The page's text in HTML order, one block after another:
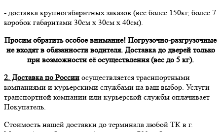
- доставка крупногабаритных заказов (вес более 150кг, более 7
коробок габаритами 30см х 30см х 40см).
Просим обратить особое внимание! Погрузочно-разгрузочные
не входят в обязанности водителя. Доставка до дверей только
при возможности её осуществления (вес до 5 кг).
2. Доставка по России осуществляется траснпортными
компаниями и курьерскими службами на ваш выбор. Услуги
транспортной компании или курьерской службы оплачивает
Покупатель.
Стоимость нашей доставки до терминала любой ТК в г.